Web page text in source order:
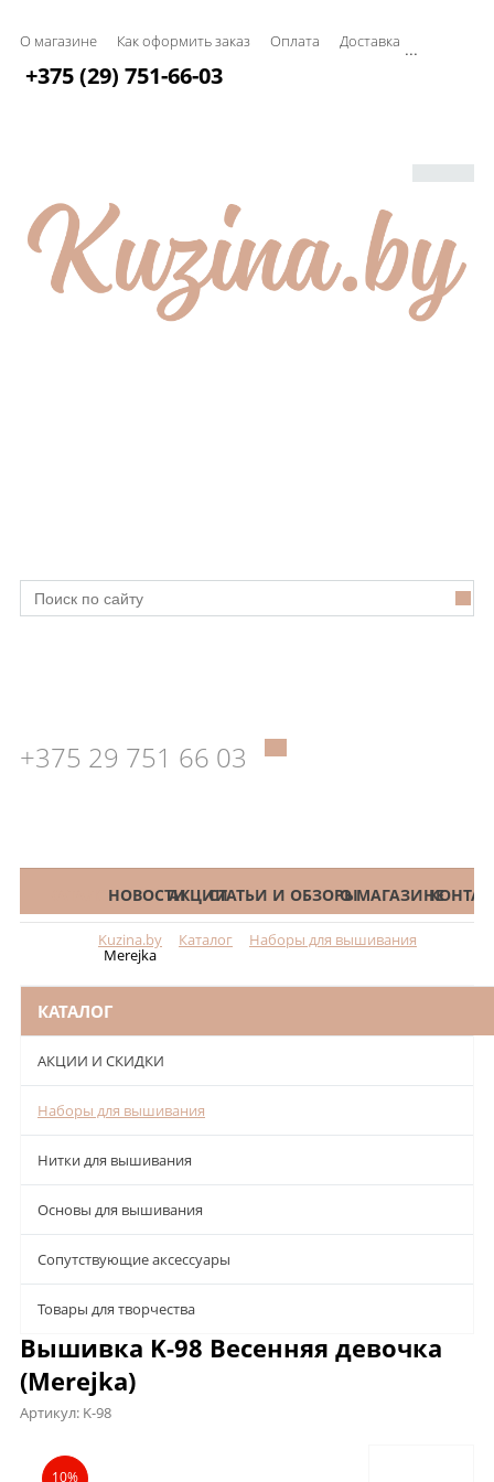
О магазине Как оформить заказ Оплата Доставка ...
+375 (29) 751-66-03
+375 29 751 66 03
КАТАЛОГНОВОСТИАКЦИИСТАТЬИ И ОБЗОРЫО МАГАЗИНЕ
Kuzina.by Каталог Наборы для вышивания
Merejka
КАТАЛОГ
АКЦИИ И СКИДКИ
Наборы для вышивания
Нитки для вышивания
Основы для вышивания
Сопутствующие аксессуары
Товары для творчества
Вышивка K-98 Весенняя девочка
(Merejka)
Артикул: K-98
Описание
10%